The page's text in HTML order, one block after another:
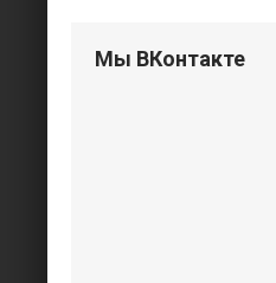
Мы ВКонтакте